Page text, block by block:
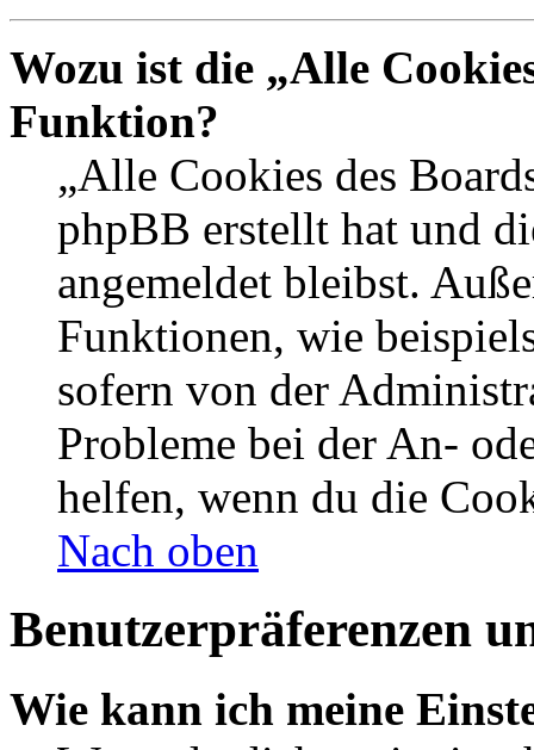
Wozu ist die „Alle
Funktion?
„Alle Cookies des
phpBB erstellt hat und
angemeldet bleibst.
Funktionen, wie
sofern von der
Probleme bei der An-
helfen, wenn du die
Nach oben
Benutzerpräferenzen
Wie kann ich meine